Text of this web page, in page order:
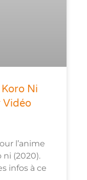
Ni
Vidéo
l’anime
ni (2020).
infos à ce